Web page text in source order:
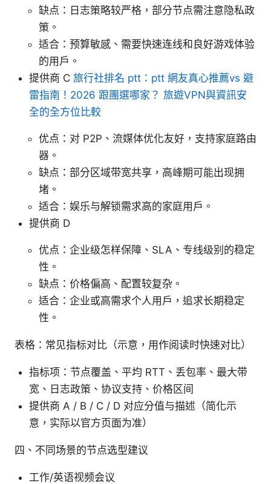
缺点：日志策略较严格，部分节点需注意隐私政
策。
适合：预算敏感、需要快速连线和良好游戏体验
的用户。
提供商 C 旅行社排名 ptt：ptt 網友真心推薦vs 避
雷指南！2026 跟團選哪家？ 旅遊VPN與資訊安
全的全方位比較
优点：对 P2P、流媒体优化友好，支持家庭路由
器。
缺点：部分区域带宽共享，高峰期可能出现拥
堵。
适合：娱乐与解锁需求高的家庭用户。
提供商 D
优点：企业级怎样保障、SLA、专线级别的稳定
性。
缺点：价格偏高、配置较复杂。
适合：企业或高需求个人用户，追求长期稳定
性。
表格：常见指标对比（示意，用作阅读时快速对比）
指标项：节点覆盖、平均 RTT、丢包率、最大带
宽、日志政策、协议支持、价格区间
提供商 A / B / C / D 对应分值与描述（简化示
意，实际以官方页面为准）
四、不同场景的节点选型建议
工作/英语视频会议